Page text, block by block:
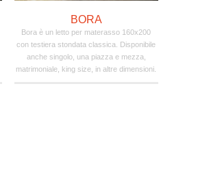
BORA
Bora è un letto per materasso 160x200
con testiera stondata classica. Disponibile
anche singolo, una piazza e mezza,
matrimoniale, king size, in altre dimensioni.